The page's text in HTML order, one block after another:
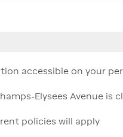
accessible on your
Elysees Avenue is
policies will apply